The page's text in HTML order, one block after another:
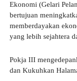
Ekonomi (Gelari
bertujuan
memberdayakan
yang lebih sejahtera
Pokja III
dan Kukuhkan